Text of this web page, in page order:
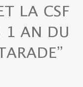
LA CSF
1 AN DU